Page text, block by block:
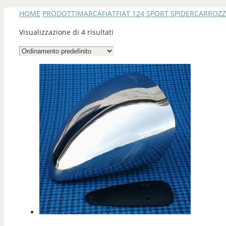
HOME PRODOTTIMARCAFIATFIAT 124 SPORT SPIDER
Visualizzazione di 4 risultati